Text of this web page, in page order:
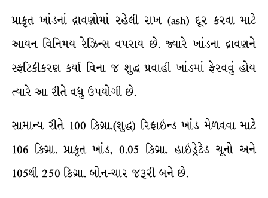
પ્રાકૃત ખાંડનાં દ્રાવણોમાં રહેલી રાખ (ash) દૂર કરવા માટે
આયન વિનિમય રેઝિન્સ વપરાય છે. જ્યારે ખાંડના દ્રાવણને
સ્ફટિકીકરણ કર્યા વિના જ શુદ્ધ પ્રવાહી ખાંડમાં ફેરવવું હોય
ત્યારે આ રીતે વધુ ઉપયોગી છે.
સામાન્ય રીતે 100 કિગ્રા.(શુદ્ધ) રિફાઇન્ડ ખાંડ મેળવવા માટે
106 કિગ્રા. પ્રાકૃત ખાંડ, 0.05 કિગ્રા. હાઇડ્રેટેડ ચૂનો અને
105થી 250 કિગ્રા. બોન-ચાર જરૂરી બને છે.